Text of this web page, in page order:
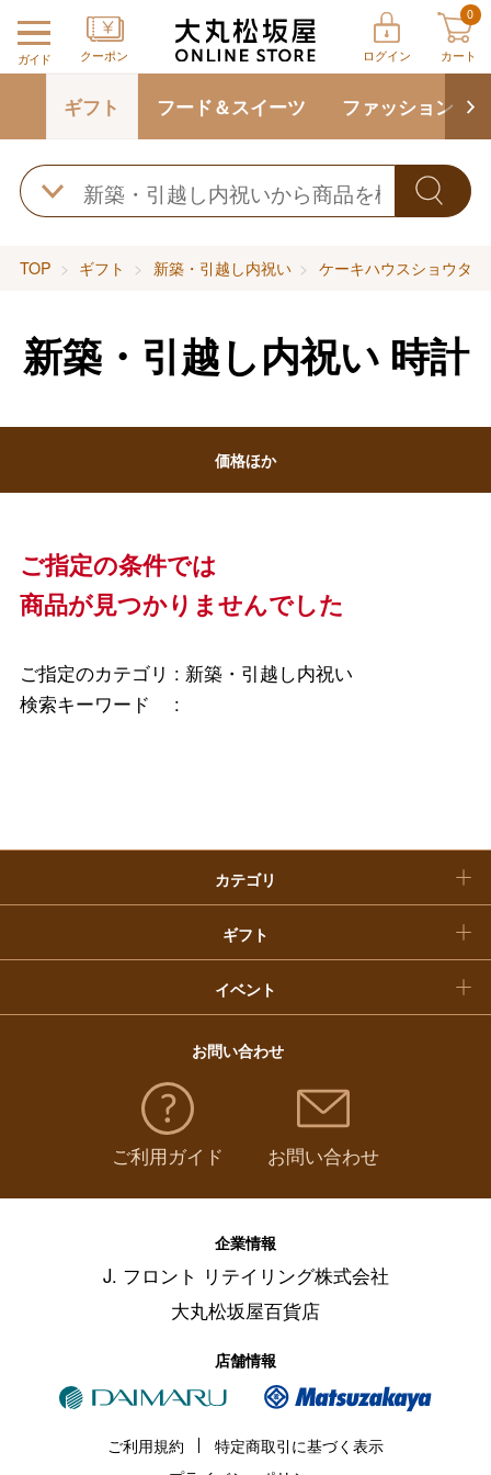
ガイド クーポン ログイン
0
カート
ギフト フード＆スイーツ ファッション
TOP ギフト 新築・引越し内祝い ケーキハウスショウタニ
新築・引越し内祝い 時計
ご指定の条件では
商品が見つかりませんでした
ご指定のカテゴリ : 新築・引越し内祝い
検索キーワード :
価格ほか
カテゴリ
フード＆スイーツ
ホーム＆インテリア
ギフト
結婚内祝い
イベント
母の日
お中元
敬老の日
福袋
お問い合わせ
ご利用ガイド お問い合わせ
企業情報
J. フロント リテイリング株式会社
大丸松坂屋百貨店
店舗情報
ご利用規約
特定商取引に基づく表示